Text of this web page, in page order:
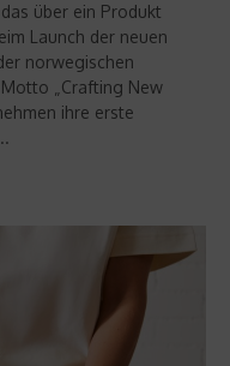
über ein Produkt
Launch der neuen
norwegischen
„Crafting New
ihre erste